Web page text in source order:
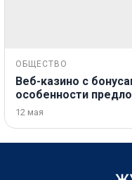
ОБЩЕСТВО
Веб-казино с
особенности
12 мая